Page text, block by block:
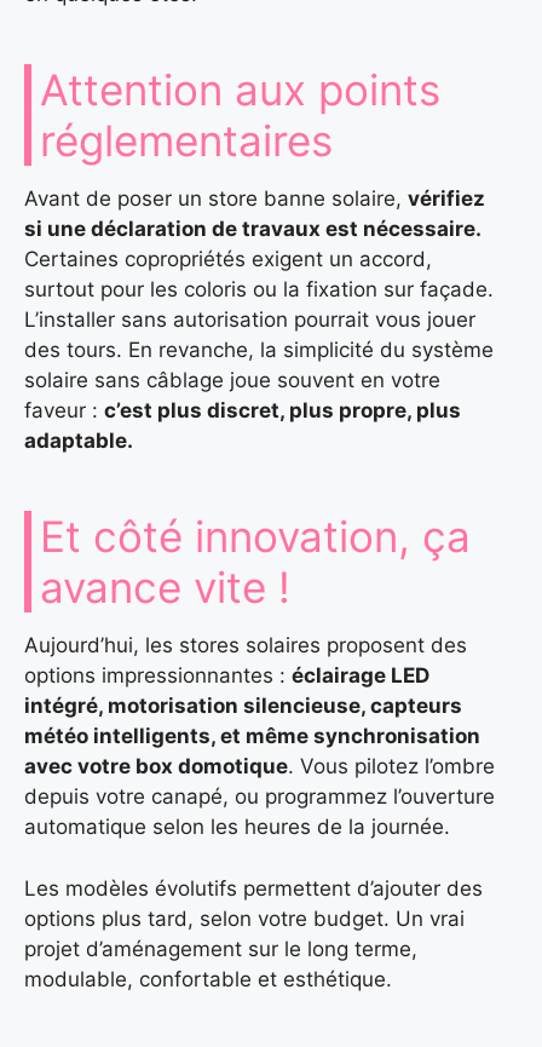
Attention aux points
réglementaires
Avant de poser un store banne solaire, vérifiez
si une déclaration de travaux est nécessaire.
Certaines copropriétés exigent un accord,
surtout pour les coloris ou la fixation sur façade.
L’installer sans autorisation pourrait vous jouer
des tours. En revanche, la simplicité du système
solaire sans câblage joue souvent en votre
faveur : c’est plus discret, plus propre, plus
adaptable.
Et côté innovation, ça
avance vite !
Aujourd’hui, les stores solaires proposent des
options impressionnantes : éclairage LED
intégré, motorisation silencieuse, capteurs
météo intelligents, et même synchronisation
avec votre box domotique. Vous pilotez l’ombre
depuis votre canapé, ou programmez l’ouverture
automatique selon les heures de la journée.
Les modèles évolutifs permettent d’ajouter des
options plus tard, selon votre budget. Un vrai
projet d’aménagement sur le long terme,
modulable, confortable et esthétique.